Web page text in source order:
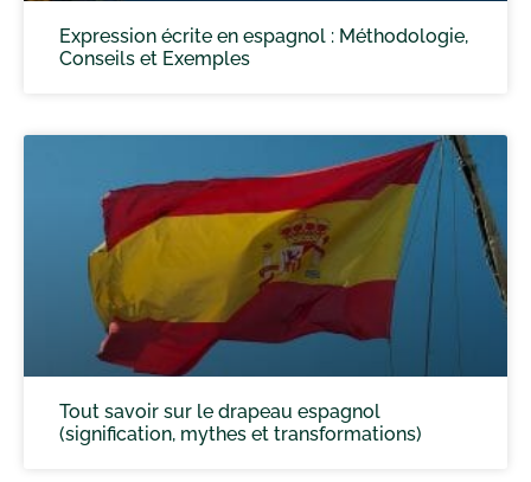
Expression écrite en espagnol : Méthodologie,
Conseils et Exemples
Tout savoir sur le drapeau espagnol
(signification, mythes et transformations)